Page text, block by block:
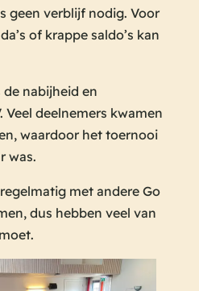
geen verblijf nodig. Voor
of krappe saldo’s kan
nabijheid en
Veel deelnemers kwamen
waardoor het toernooi
was.
met andere Go
dus hebben veel van